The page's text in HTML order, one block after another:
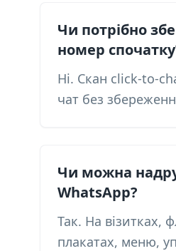
Чи потрібно
номер
Ні. Скан click-to-
чат без
Чи можна
WhatsApp?
Так. На візитках,
плакатах, меню,